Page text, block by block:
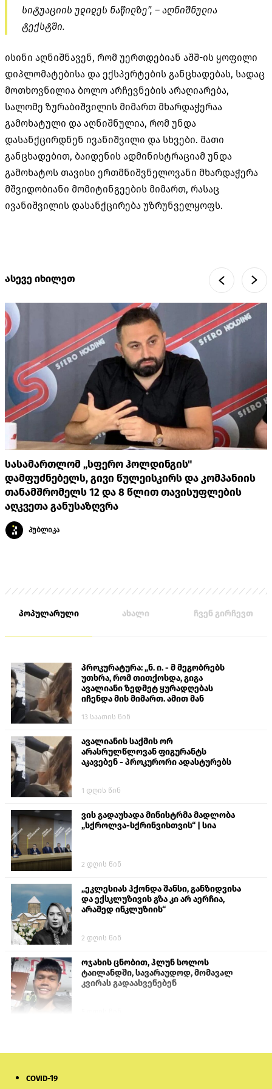
სიტუაციის უდიდეს ნაწილზე”, – აღნიშნულია
ტექსტში.
ისინი აღნიშნავენ, რომ უერთდებიან აშშ-ის ყოფილი
დიპლომატებისა და ექსპერტების განცხადებას, სადაც
მოთხოვნილია ბოლო არჩევნების არაღიარება,
სალომე ზურაბიშვილის მიმართ მხარდაჭერაა
გამოხატული და აღნიშნულია, რომ უნდა
დასანქცირდნენ ივანიშვილი და სხვები. მათი
განცხადებით, ბაიდენის ადმინისტრაციამ უნდა
გამოხატოს თავისი ერთმნიშვნელოვანი მხარდაჭერა
მშვიდობიანი მომიტინგეების მიმართ, რასაც
ივანიშვილის დასანქცირება უზრუნველყოფს.
ასევე იხილეთ
სასამართლომ „სფერო ჰოლდინგის"
დამფუძნებელს, გივი წულეისკირს და კომპანიის
თანამშრომელს 12 და 8 წლით თავისუფლების
აღკვეთა განუსაზღვრა
პუბლიკა
პოპულარული ახალი ჩვენ გირჩევთ
პროკურატურა: „ნ. ი. - მ მეგობრებს
უთხრა, რომ თითქოსდა, გიგა
ავალიანი ზედმეტ ყურადღებას
იჩენდა მის მიმართ. ამით მან
თავს დასხმოდა გიგა ავალიანს“
13 საათის წინ
ავალიანის საქმის ორ
არასრულწლოვან ფიგურანტს
აკავებენ - პროკურორი ადასტურებს
1 დღის წინ
ვის გადაუხადა მინისტრმა მადლობა
„სქროლვა-სქრინვისთვის“ | სია
2 დღის წინ
„ეკლესიას ჰქონდა შანსი, განზიდვისა
და ექსკლუზივის გზა კი არ აერჩია,
არამედ ინკლუზიის“
2 დღის წინ
ოჯახის ცნობით, ჰლუნ სოლოს
ტაილანდში, სავარაუდოდ, მომავალ
კვირას გადაასვენებენ
COVID-19